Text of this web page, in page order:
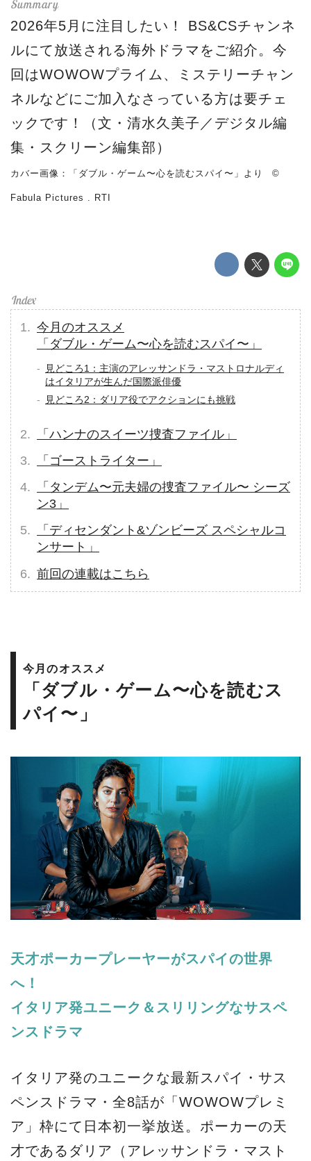
2026年5月に注目したい！ BS&CSチャンネ
ルにて放送される海外ドラマをご紹介。今
回はWOWOWプライム、ミステリーチャン
ネルなどにご加入なさっている方は要チェ
ックです！（文・清水久美子／デジタル編
集・スクリーン編集部）
カバー画像：「ダブル・ゲーム〜心を読むスパイ〜」より ©
Fabula Pictures . RTI
今月のオススメ
「ダブル・ゲーム〜心を読むスパイ〜」
見どころ1：主演のアレッサンドラ・マストロナルディ
はイタリアが生んだ国際派俳優
見どころ2：ダリア役でアクションにも挑戦
「ハンナのスイーツ捜査ファイル」
「ゴーストライター」
「タンデム〜元夫婦の捜査ファイル〜 シーズ
ン3」
「ディセンダント&ゾンビーズ スペシャルコ
ンサート」
前回の連載はこちら
今月のオススメ
「ダブル・ゲーム〜心を読むス
パイ〜」
天才ポーカープレーヤーがスパイの世界
へ！
イタリア発ユニーク＆スリリングなサスペ
ンスドラマ
イタリア発のユニークな最新スパイ・サス
ペンスドラマ・全8話が「WOWOWプレミ
ア」枠にて日本初一挙放送。ポーカーの天
才であるダリア（アレッサンドラ・マスト